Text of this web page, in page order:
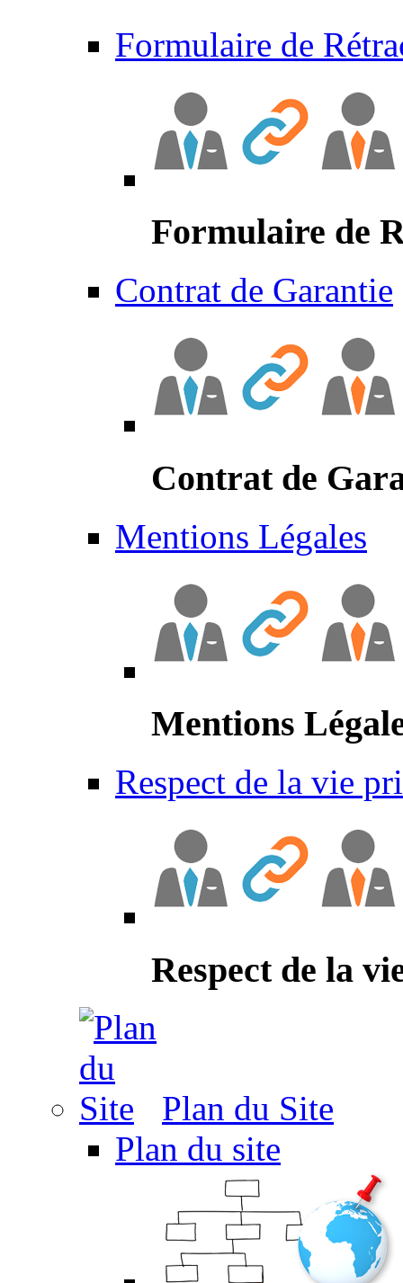
Formulaire de
Formulaire de
Contrat de Garantie
Contrat de
Mentions Légales
Mentions
Respect de la vie
Respect de la
Plan du Site
Plan du site